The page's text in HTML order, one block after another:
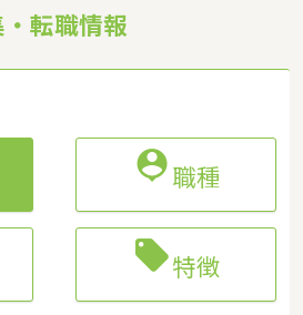
転職情報
職種
特徴